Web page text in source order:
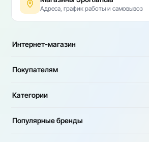
Адреса, график работы и самовывоз
Интернет-магазин
Покупателям
Категории
Популярные бренды